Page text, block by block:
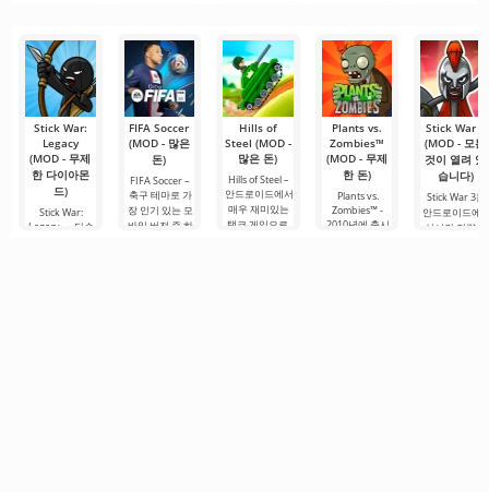
로 한
Stick War:
Legacy
(MOD - 무제
한 다이아몬
드)
Stick War:
Legacy — 단순
FIFA Soccer
(MOD - 많은
돈)
FIFA Soccer –
축구 테마로 가
장 인기 있는 모
바일 버전 중 하
Hills of
Steel (MOD -
많은 돈)
Hills of Steel –
안드로이드에서
매우 재미있는
탱크 게임으로,
Plants vs.
Zombies™
(MOD - 무제
한 돈)
Plants vs.
Zombies™ -
2010년에 출시
Stick War 3
(MOD - 모든
것이 열려 있
습니다)
Stick War 3는
안드로이드에
실시간 전략 게